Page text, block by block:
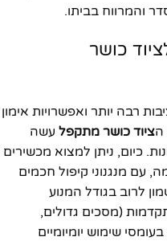
והמרווח בביתו.
כושר
רבה יותר ואפשרויות אימון
הציוד כושר מתקפל עשה
כיום, ניתן למצוא מכשירים
עם מנגנוני קיפול חכמים
לרוב בגודל המנוע
(מסכים גדולים,
שימוש יומיומיים